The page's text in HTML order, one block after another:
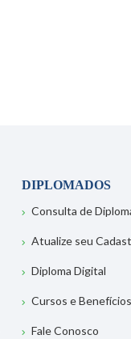
DIPLOMADOS
Consulta de
Atualize seu
Diploma Digital
Cursos e Benefícios
Fale Conosco